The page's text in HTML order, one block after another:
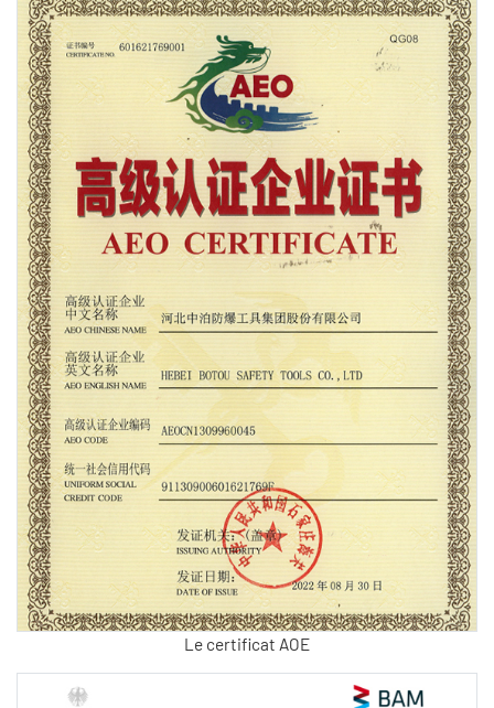
Le certificat AOE